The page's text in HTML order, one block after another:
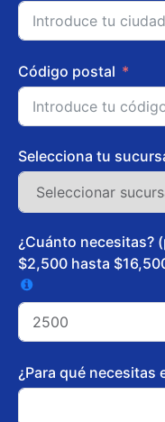
Código postal
Selecciona tu
¿Cuánto necesitas?
$2,500 hasta
¿Para qué necesitas